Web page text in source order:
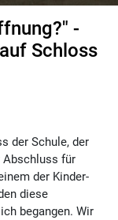
-
Schloss
der Schule, der
Abschluss für
der Kinder-
diese
begangen. Wir